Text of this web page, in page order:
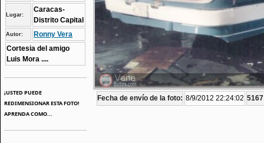
Lugar:
Caracas-
Distrito Capital
Autor:
Ronny Vera
Cortesia del amigo
Luis Mora ....
¡USTED PUEDE
REDIMENSIONAR ESTA FOTO!
APRENDA COMO...
Fecha de envío de la foto: 8/9/2012 22:24:02